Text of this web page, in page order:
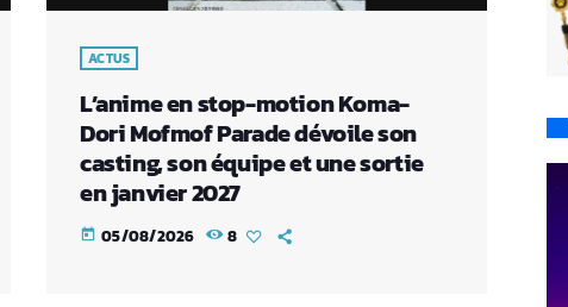
ACTUS
L’anime en stop-motion Koma-
Dori Mofmof Parade dévoile son
casting, son équipe et une sortie
en janvier 2027
today 05/08/2026 8